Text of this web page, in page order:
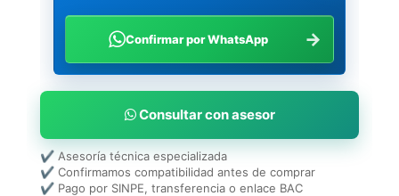
Confirmar por WhatsApp →
Consultar con asesor
✔ Asesoría técnica especializada
✔ Confirmamos compatibilidad antes de comprar
✔ Pago por SINPE, transferencia o enlace BAC